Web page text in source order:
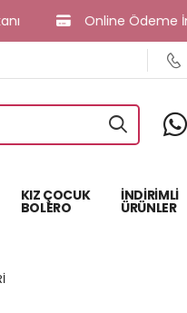
Online Ödeme İmkanı
KIZ ÇOCUK
BOLERO
İNDİRİMLİ
ÜRÜNLER